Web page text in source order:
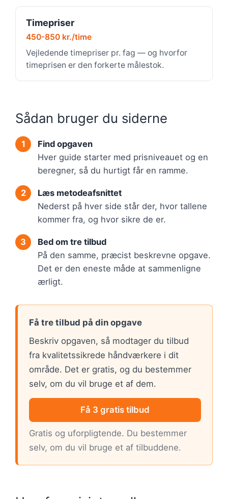
Timepriser
450-850 kr./time
Vejledende timepriser pr. fag — og hvorfor
timeprisen er den forkerte målestok.
Sådan bruger du siderne
Find opgaven
Hver guide starter med prisniveauet og en
beregner, så du hurtigt får en ramme.
Læs metodeafsnittet
Nederst på hver side står der, hvor tallene
kommer fra, og hvor sikre de er.
Bed om tre tilbud
På den samme, præcist beskrevne opgave.
Det er den eneste måde at sammenligne
ærligt.
Få tre tilbud på din opgave
Beskriv opgaven, så modtager du tilbud
fra kvalitetssikrede håndværkere i dit
område. Det er gratis, og du bestemmer
selv, om du vil bruge et af dem.
Få 3 gratis tilbud
Gratis og uforpligtende. Du bestemmer
selv, om du vil bruge et af tilbuddene.